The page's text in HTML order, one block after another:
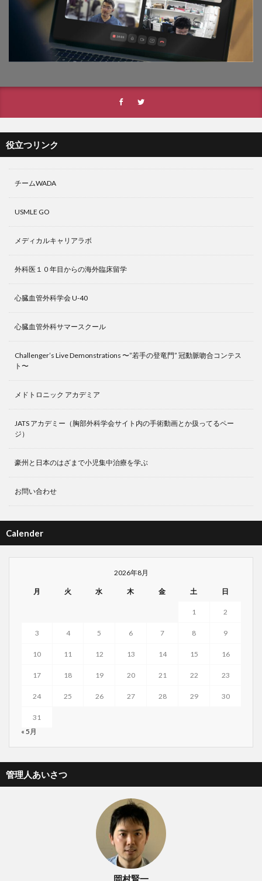
役立つリンク
チームWADA
USMLE GO
メディカルキャリアラボ
外科医１０年目からの海外臨床留学
心臓血管外科学会 U-40
心臓血管外科サマースクール
Challenger’s Live Demonstrations 〜”若手の登竜門” 冠動脈吻合コンテス
ト〜
メドトロニック アカデミア
JATS アカデミー（胸部外科学会サイト内の手術動画とか扱ってるペー
ジ）
豪州と日本のはざまで小児集中治療を学ぶ
お問い合わせ
Calender
2026年8月
月 火 水 木 金 土 日
1 2
3 4 5 6 7 8 9
10 11 12 13 14 15 16
17 18 19 20 21 22 23
24 25 26 27 28 29 30
31
« 5月
管理人あいさつ
岡村賢一